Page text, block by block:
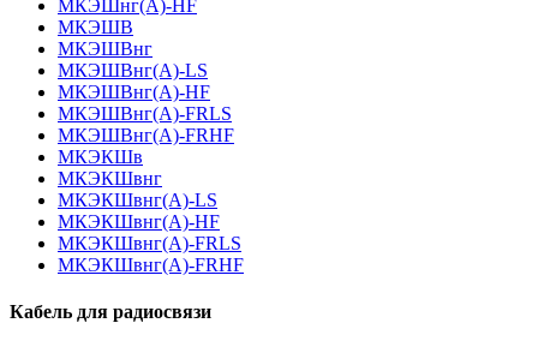
МКЭШнг(А)-HF
МКЭШВ
МКЭШВнг
МКЭШВнг(А)-LS
МКЭШВнг(А)-HF
МКЭШВнг(А)-FRLS
МКЭШВнг(А)-FRHF
МКЭКШв
МКЭКШвнг
МКЭКШвнг(А)-LS
МКЭКШвнг(A)-HF
МКЭКШвнг(А)-FRLS
МКЭКШвнг(A)-FRHF
Кабель для радиосвязи